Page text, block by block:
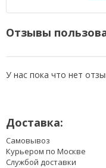
Отзывы
У нас пока что нет
Доставка:
Самовывоз
Курьером по Москве
Службой доставки